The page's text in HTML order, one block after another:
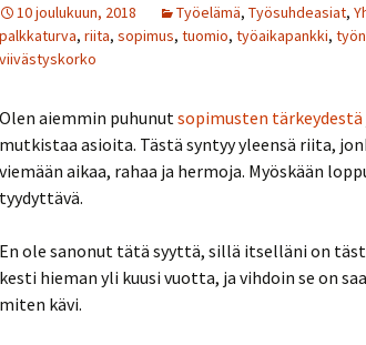
10 joulukuun, 2018 Työelämä, Työsuhdeasiat,
palkkaturva, riita, sopimus, tuomio, työaikapankki,
viivästyskorko
Olen aiemmin puhunutsopimusten tärkeydestä
mutkistaa asioita. Tästä syntyy yleensä riita,
viemään aikaa, rahaa ja hermoja. Myöskään
tyydyttävä.
En ole sanonut tätä syyttä, sillä itselläni on
kesti hieman yli kuusi vuotta, ja vihdoin se on
miten kävi.